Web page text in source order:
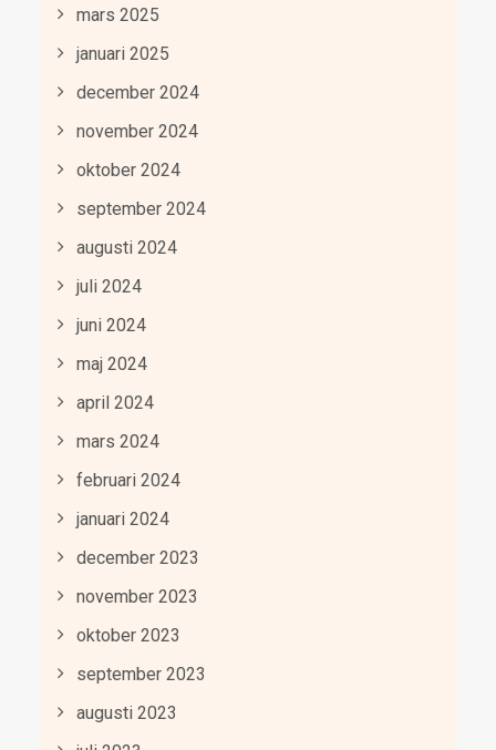
mars 2025
januari 2025
december 2024
november 2024
oktober 2024
september 2024
augusti 2024
juli 2024
juni 2024
maj 2024
april 2024
mars 2024
februari 2024
januari 2024
december 2023
november 2023
oktober 2023
september 2023
augusti 2023